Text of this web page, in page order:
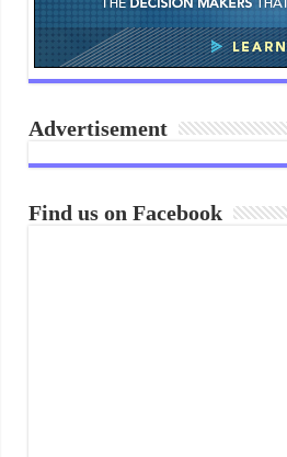
Advertisement
Find us on Facebook